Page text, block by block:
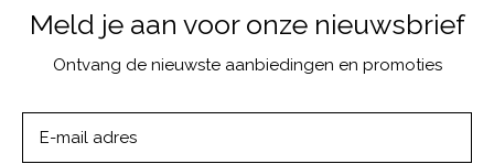
Meld je aan voor onze nieuwsbrief
Ontvang de nieuwste aanbiedingen en promoties